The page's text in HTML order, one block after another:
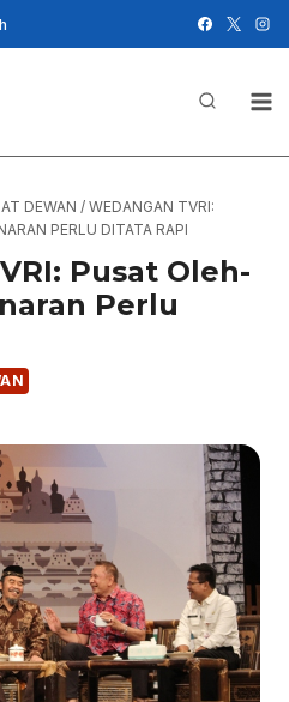
DEWAN / WEDANGAN TVRI:
PERLU DITATA RAPI
Pusat Oleh-
Perlu